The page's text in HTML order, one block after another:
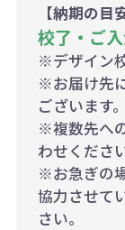
【納期の目
校了・ご
※デザイン
※お届け先
ございます。
※複数先へ
わせください
※お急ぎの
協力させて
さい。